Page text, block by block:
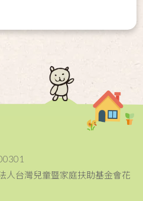
人台灣兒童暨家庭扶助基金會花